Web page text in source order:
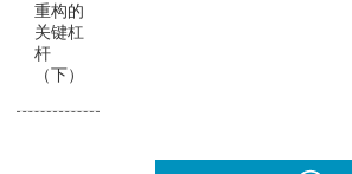
重构的
关键杠
杆
（下）